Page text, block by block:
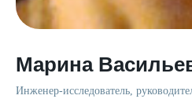
Марина
Инженер-исследователь,